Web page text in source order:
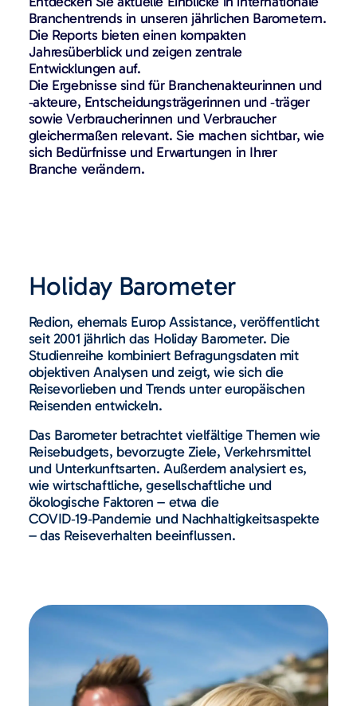
Branchentrends in unseren jährlichen Barometern.
Die Reports bieten einen kompakten
Jahresüberblick und zeigen zentrale
Entwicklungen auf.
Die Ergebnisse sind für Branchenakteurinnen und
‑akteure, Entscheidungsträgerinnen und ‑träger
sowie Verbraucherinnen und Verbraucher
gleichermaßen relevant. Sie machen sichtbar, wie
sich Bedürfnisse und Erwartungen in Ihrer
Branche verändern.
Holiday Barometer
Redion, ehemals Europ Assistance, veröffentlicht
seit 2001 jährlich das Holiday Barometer. Die
Studienreihe kombiniert Befragungsdaten mit
objektiven Analysen und zeigt, wie sich die
Reisevorlieben und Trends unter europäischen
Reisenden entwickeln.
Das Barometer betrachtet vielfältige Themen wie
Reisebudgets, bevorzugte Ziele, Verkehrsmittel
und Unterkunftsarten. Außerdem analysiert es,
wie wirtschaftliche, gesellschaftliche und
ökologische Faktoren – etwa die
COVID‑19‑Pandemie und Nachhaltigkeitsaspekte
– das Reiseverhalten beeinflussen.